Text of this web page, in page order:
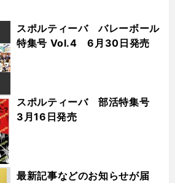
スポルティーバ バレーボール
特集号 Vol.4 6月30日発売
スポルティーバ 部活特集号
3月16日発売
最新記事などのお知らせが届